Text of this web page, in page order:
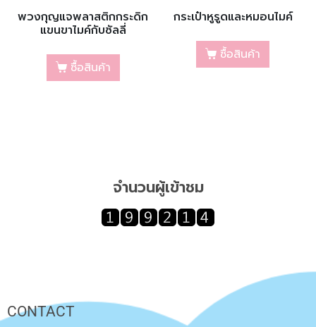
พวงกุญแจพลาสติกกระดิก
แขนขาไมค์กับซัลลี่
ซื้อสินค้า
กระเป๋าหูรูดและหมอนไมค์
ซื้อสินค้า
จำนวนผู้เข้าชม
CONTACT